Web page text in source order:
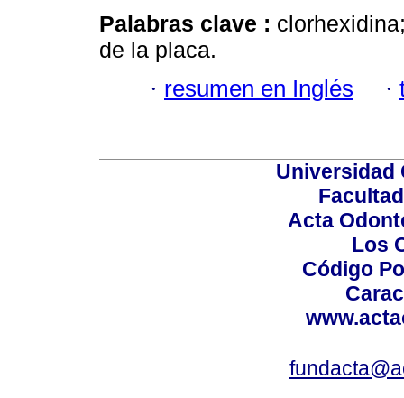
Palabras clave :
de la placa.
· resumen en Inglés ·
Universidad
Acta
Los
Código